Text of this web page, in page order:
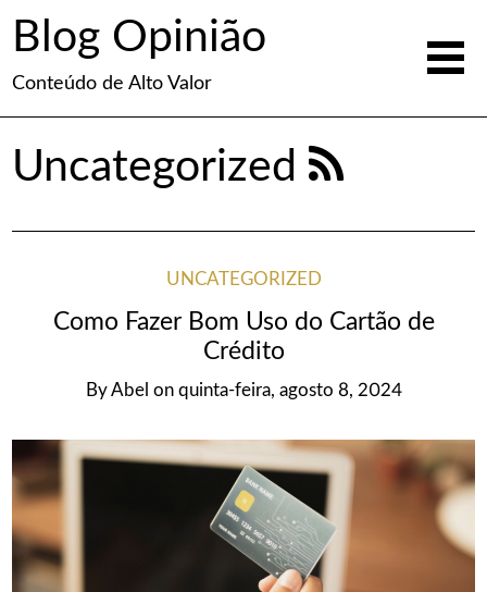
Blog Opinião
Conteúdo de Alto Valor
Uncategorized
UNCATEGORIZED
Como Fazer Bom Uso do Cartão de
Crédito
ByAbel on quinta-feira, agosto 8, 2024